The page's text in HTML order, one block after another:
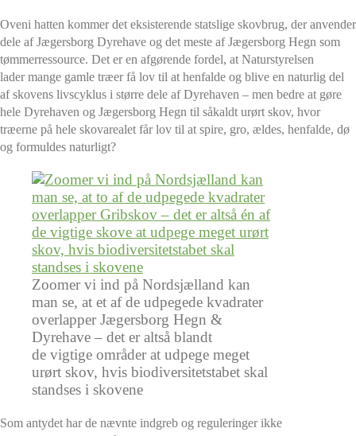
Oveni hatten kommer det eksisterende statslige skovbrug, der anvender
dele af Jægersborg Dyrehave og det meste af Jægersborg Hegn som
tømmerressource. Det er en afgørende fordel, at Naturstyrelsen
lader mange gamle træer få lov til at henfalde og blive en naturlig del
af skovens livscyklus i større dele af Dyrehaven – men bedre at gøre
hele Dyrehaven og Jægersborg Hegn til såkaldt urørt skov, hvor
træerne på hele skovarealet får lov til at spire, gro, ældes, henfalde, dø
og formuldes naturligt?
Zoomer vi ind på Nordsjælland kan
man se, at et af de udpegede kvadrater
overlapper Jægersborg Hegn &
Dyrehave – det er altså blandt
de vigtige områder at udpege meget
urørt skov, hvis biodiversitetstabet skal
standses i skovene
Som antydet har de nævnte indgreb og reguleringer ikke